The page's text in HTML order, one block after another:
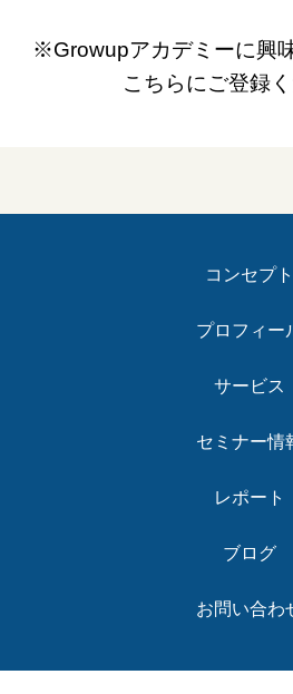
※Growupアカデミーに興
こちらにご登録く
コンセプト
プロフィー
サービス
セミナー情
レポート
ブログ
お問い合わ